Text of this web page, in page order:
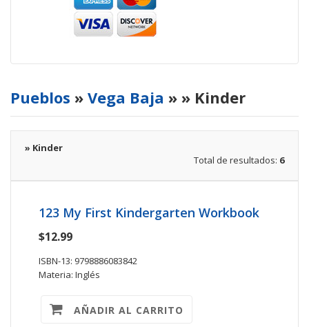
Pueblos » Vega Baja » » Kinder
» Kinder
Total de resultados: 6
123 My First Kindergarten Workbook
$12.99
ISBN-13: 9798886083842
Materia: Inglés
AÑADIR AL CARRITO